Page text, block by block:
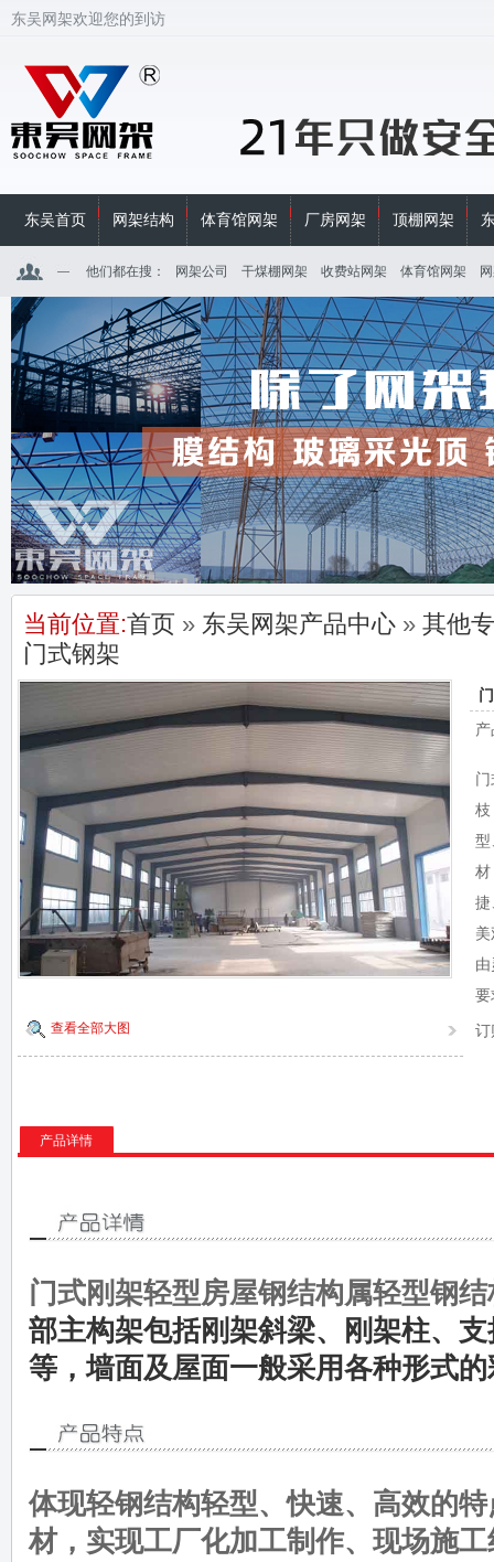
东吴网架欢迎您的到访
东吴首页 网架结构 体育馆网架 厂房网架 顶棚网架
他们都在搜： 网架公司 干煤棚网架 收费站网架 体育馆网架
当前位置:首页 » 东吴网架产品中心 » 其他
门式钢架
查看全部大图
枝
型
材
捷
要
订
产品详情
门式刚架轻型房屋钢结构属轻型钢
部主构架包括刚架斜梁、刚架柱、
等，墙面及屋面一般采用各种形式
体现轻钢结构轻型、快速、高效的
材，实现工厂化加工制作、现场施